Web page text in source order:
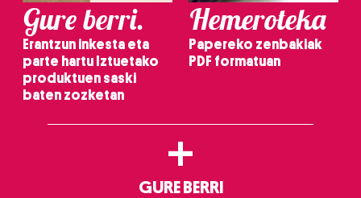
Gure berri.
Erantzun inkesta eta
parte hartu Iztuetako
produktuen saski
baten zozketan
Hemeroteka
Papereko zenbakiak
PDF formatuan
+
GURE BERRI